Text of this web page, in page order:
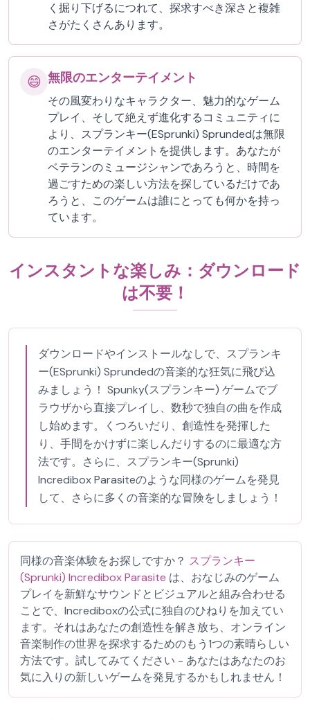
く掘り下げるにつれて、探求すべき深さと複雑
さがたくさんあります。
😄 無限のエンターテイメント
その風変わりなキャラクター、魅力的なゲーム
プレイ、そして絶えず進化するコミュニティに
より、スプランキー(ESprunki) Sprundedは無限
のエンターテイメントを提供します。あなたが
ベテランのミュージシャンであろうと、時間を
過ごすための楽しい方法を探しているだけであ
ろうと、このゲームは誰にとっても何かを持っ
ています。
インスタントな楽しみ：ダウンロード
は不要！
ダウンロードやインストールなしで、スプランキ
ー(ESprunki) Sprundedの音楽的な狂気に飛び込
みましょう！ Spunky(スプランキー) ゲームでブ
ラウザから直接プレイし、数秒で独自の曲を作成
し始めます。くつろいだり、創造性を発揮した
り、手間をかけずに楽しんだりするのに最適な方
法です。さらに、スプランキー(Sprunki)
Incredibox Parasiteのような同様のゲームを発見
して、さらに多くの音楽的な冒険をしましょう！
同様の音楽体験をお探しですか？ スプランキー
(Sprunki) Incredibox Parasite は、おなじみのゲーム
プレイを新鮮なサウンドとビジュアルと組み合わせる
ことで、Incrediboxの公式に独自のひねりを加えてい
ます。それはあなたの創造性を解き放ち、オンライン
音楽制作の世界を探求するためのもう1つの素晴らしい
方法です。試してみてください - あなたはあなたのお
気に入りの新しいゲームを発見するかもしれません！